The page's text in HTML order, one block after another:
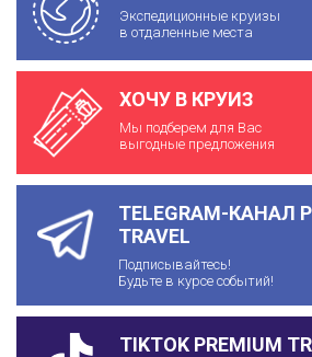
Экспедиционные круизы
в отдаленные места
ХОЧУ В КРУИЗ
Мы подберем для Вас
выгодные предложения
TELEGRAM-КАНАЛ
TRAVEL
Подписывайтесь!
Будьте в курсе событий!
TIKTOK PREMIUM